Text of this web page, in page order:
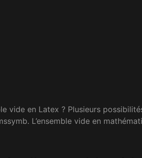
vide en Latex ? Plusieurs
L’ensemble vide en